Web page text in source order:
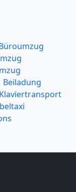
Beiladung
Klaviertransport